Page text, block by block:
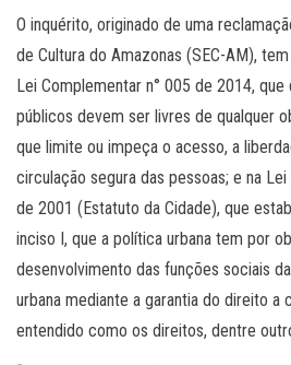
O inquérito, originado de uma
de Cultura do Amazonas (SEC-AM),
Lei Complementar n° 005 de 2014,
públicos devem ser livres de qualquer
que limite ou impeça o acesso, a
circulação segura das pessoas; e na
de 2001 (Estatuto da Cidade), que
inciso I, que a política urbana tem por
desenvolvimento das funções sociais
urbana mediante a garantia do direito a
entendido como os direitos, dentre